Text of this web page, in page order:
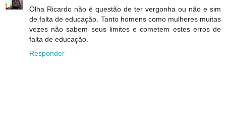
Olha Ricardo não é questão de ter vergonha ou não e sim
de falta de educação. Tanto homens como mulheres muitas
vezes não sabem seus limites e cometem estes erros de
falta de educação.
Responder